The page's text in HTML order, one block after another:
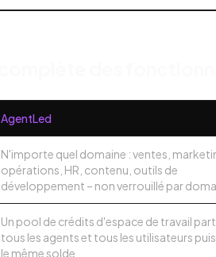
AgentLed
N'importe quel domaine : ventes,
opérations, HR, contenu, outils de
développement – non verrouillé par
Un pool de crédits d'espace de travail
tous les agents et tous les utilisateurs
le même solde